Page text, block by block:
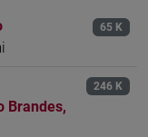
65 K
Brandes,
246 K